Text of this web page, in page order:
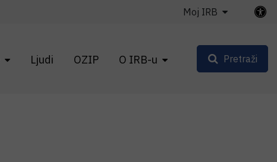
Ljudi OZIP O IRB-u
Moj IRB
Pretraži